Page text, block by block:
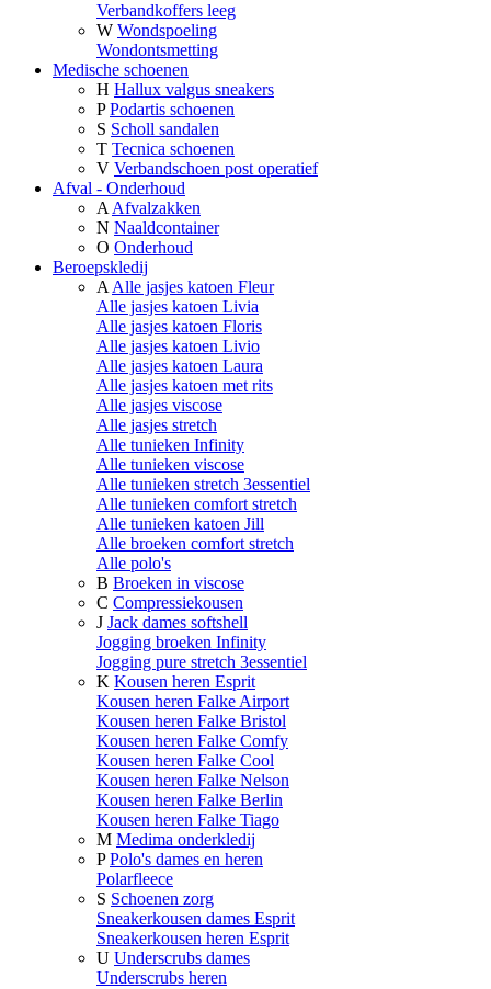
Verbandkoffers leeg
W Wondspoeling
Wondontsmetting
Medische schoenen
H Hallux valgus sneakers
P Podartis schoenen
S Scholl sandalen
T Tecnica schoenen
V Verbandschoen post operatief
Afval - Onderhoud
A Afvalzakken
N Naaldcontainer
O Onderhoud
Beroepskledij
A Alle jasjes katoen Fleur
Alle jasjes katoen Livia
Alle jasjes katoen Floris
Alle jasjes katoen Livio
Alle jasjes katoen Laura
Alle jasjes katoen met rits
Alle jasjes viscose
Alle jasjes stretch
Alle tunieken Infinity
Alle tunieken viscose
Alle tunieken stretch 3essentiel
Alle tunieken comfort stretch
Alle tunieken katoen Jill
Alle broeken comfort stretch
Alle polo's
B Broeken in viscose
C Compressiekousen
J Jack dames softshell
Jogging broeken Infinity
Jogging pure stretch 3essentiel
K Kousen heren Esprit
Kousen heren Falke Airport
Kousen heren Falke Bristol
Kousen heren Falke Comfy
Kousen heren Falke Cool
Kousen heren Falke Nelson
Kousen heren Falke Berlin
Kousen heren Falke Tiago
M Medima onderkledij
P Polo's dames en heren
Polarfleece
S Schoenen zorg
Sneakerkousen dames Esprit
Sneakerkousen heren Esprit
U Underscrubs dames
Underscrubs heren